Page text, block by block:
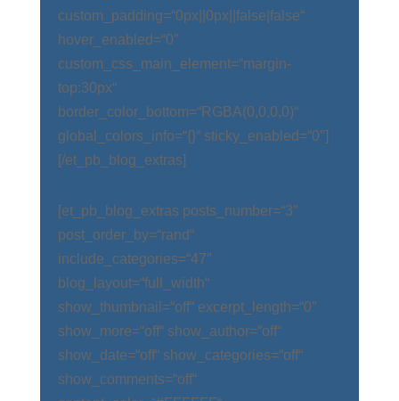
custom_padding=“0px||0px||false|false“
hover_enabled=“0″
custom_css_main_element=“margin-
top:30px“
border_color_bottom=“RGBA(0,0,0,0)“
global_colors_info=“{}“ sticky_enabled=“0″]
[/et_pb_blog_extras]
[et_pb_blog_extras posts_number=“3″
post_order_by=“rand“
include_categories=“47″
blog_layout=“full_width“
show_thumbnail=“off“ excerpt_length=“0″
show_more=“off“ show_author=“off“
show_date=“off“ show_categories=“off“
show_comments=“off“